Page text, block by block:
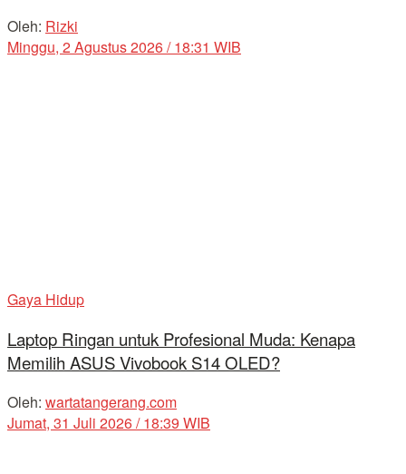
Oleh: Rizki
Minggu, 2 Agustus 2026 / 18:31 WIB
Gaya Hidup
Laptop Ringan untuk Profesional Muda: Kenapa
Memilih ASUS Vivobook S14 OLED?
Oleh: wartatangerang.com
Jumat, 31 Juli 2026 / 18:39 WIB